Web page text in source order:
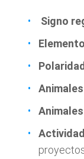
Signo